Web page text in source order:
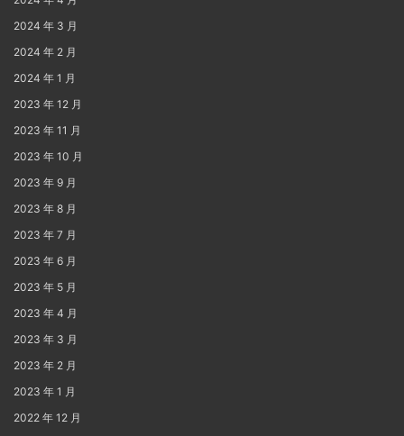
2024 年 3 月
2024 年 2 月
2024 年 1 月
2023 年 12 月
2023 年 11 月
2023 年 10 月
2023 年 9 月
2023 年 8 月
2023 年 7 月
2023 年 6 月
2023 年 5 月
2023 年 4 月
2023 年 3 月
2023 年 2 月
2023 年 1 月
2022 年 12 月